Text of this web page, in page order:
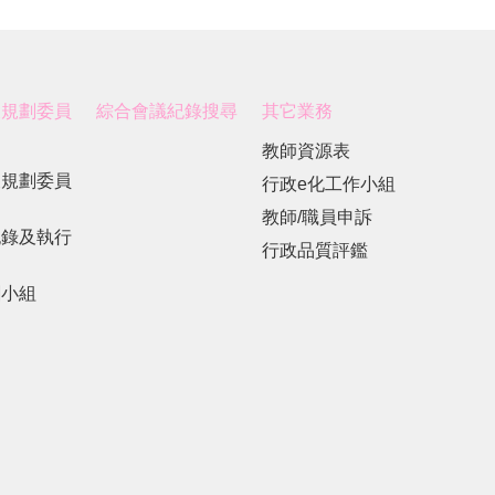
劃委員
劃委員
及執行
組
綜合會議紀錄搜尋 其它業務
教師資源表
行政e化工作小組
教師/職員申訴
行政品質評鑑